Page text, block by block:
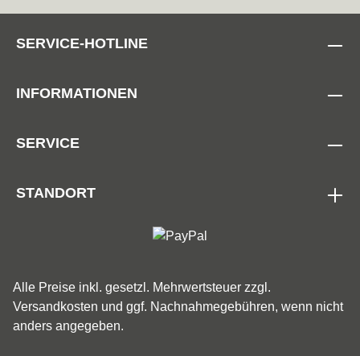
SERVICE-HOTLINE
INFORMATIONEN
SERVICE
STANDORT
Alle Preise inkl. gesetzl. Mehrwertsteuer zzgl.
Versandkosten und ggf. Nachnahmegebühren, wenn nicht
anders angegeben.